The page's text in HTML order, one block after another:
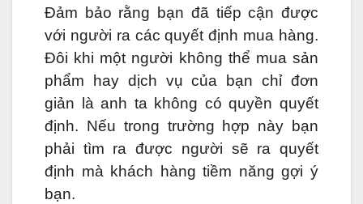
Đảm bảo rằng bạn đã tiếp cận được
với người ra các quyết định mua hàng.
Đôi khi một người không thể mua sản
phẩm hay dịch vụ của bạn chỉ đơn
giản là anh ta không có quyền quyết
định. Nếu trong trường hợp này bạn
phải tìm ra được người sẽ ra quyết
định mà khách hàng tiềm năng gợi ý
bạn.